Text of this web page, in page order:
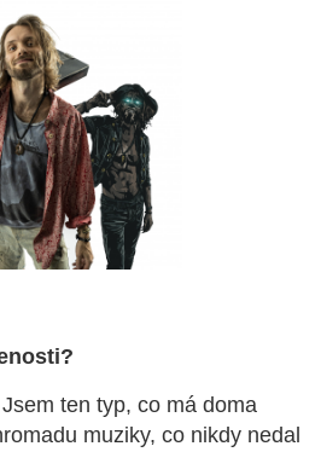
ten typ, co má doma
muziky, co nikdy nedal